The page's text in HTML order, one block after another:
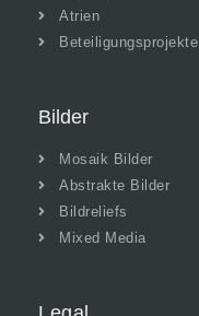
Atrien
Beteiligungsprojekte
Bilder
Mosaik Bilder
Abstrakte Bilder
Bildreliefs
Mixed Media